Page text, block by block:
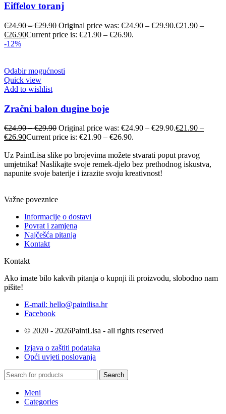
Eiffelov toranj
€24.90–€29.90 Original price was: €24.90 – €29.90.€21.90 –
€26.90Current price is: €21.90 – €26.90.
-12%
Odabir mogućnosti
Quick view
Add to wishlist
Zračni balon dugine boje
€24.90–€29.90 Original price was: €24.90 – €29.90.€21.90 –
€26.90Current price is: €21.90 – €26.90.
Uz PaintLisa slike po brojevima možete stvarati poput pravog
umjetnika! Naslikajte svoje remek-djelo bez prethodnog iskustva,
napunite svoje baterije i izrazite svoju kreativnost!
Važne poveznice
Informacije o dostavi
Povrat i zamjena
Najčešća pitanja
Kontakt
Kontakt
Ako imate bilo kakvih pitanja o kupnji ili proizvodu, slobodno nam
pišite!
E-mail: hello@paintlisa.hr
Facebook
© 2020 - 2026PaintLisa - all rights reserved
Izjava o zaštiti podataka
Opći uvjeti poslovanja
Search
Meni
Categories